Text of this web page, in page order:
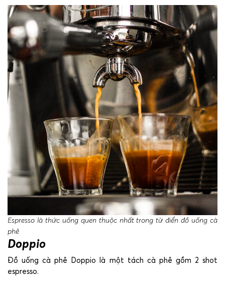
Espresso là thức uống quen thuộc nhất trong từ điển đồ uống cà
phê
Doppio
Đồ uống cà phê Doppio là một tách cà phê gồm 2 shot
espresso.